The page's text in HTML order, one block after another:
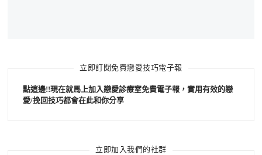
立即訂閱免費戀愛技巧電子報
點這邊!!現在就馬上加入戀愛診療室免費電子報，實用有效的戀
愛/挽回技巧都會在此和你分享
立即加入我們的社群